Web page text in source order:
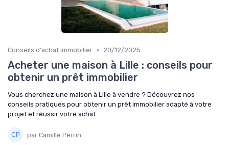
Conseils d'achat immobilier • 20/12/2025
Acheter une maison à Lille : conseils pour
obtenir un prêt immobilier
Vous cherchez une maison à Lille à vendre ? Découvrez nos
conseils pratiques pour obtenir un prêt immobilier adapté à votre
projet et réussir votre achat.
par Camille Perrin